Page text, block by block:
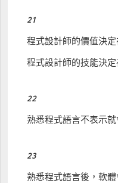
21
程式設計師的價值決定
程式設計師的技能決
22
熟悉程式語言不表示就
23
熟悉程式語言後，軟體